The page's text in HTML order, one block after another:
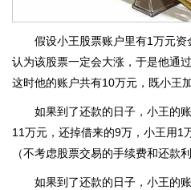
假设小王股票账户里有1万元资
认为该股票一定会大涨，于是他通
这时他的账户共有10万元，既小王
如果到了还款的日子，小王的
11万元，还掉借来的9万，小王用1
（不考虑股票交易的手续费和还款
如果到了还款的日子，小王的